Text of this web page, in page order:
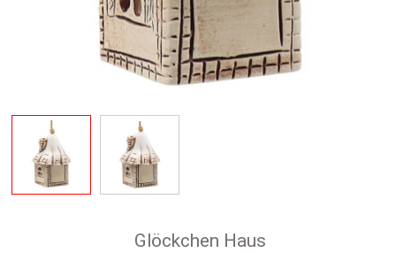
Glöckchen Haus